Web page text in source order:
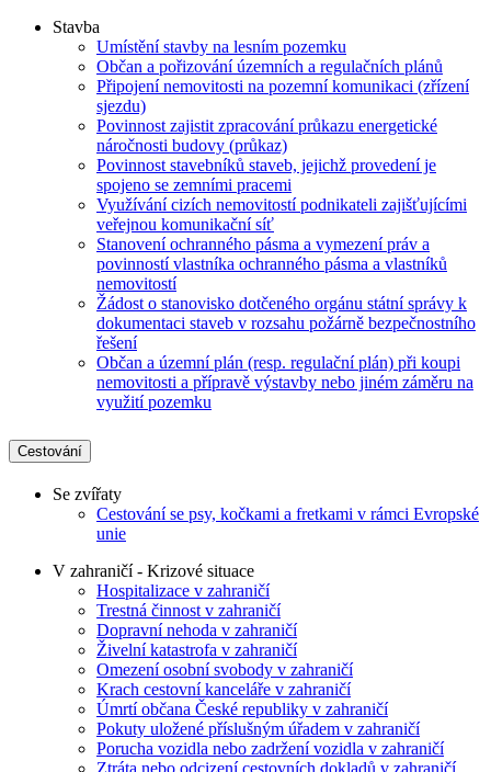
Stavba
Umístění stavby na lesním pozemku
Občan a pořizování územních a regulačních plánů
Připojení nemovitosti na pozemní komunikaci (zřízení
sjezdu)
Povinnost zajistit zpracování průkazu energetické
náročnosti budovy (průkaz)
Povinnost stavebníků staveb, jejichž provedení je
spojeno se zemními pracemi
Využívání cizích nemovitostí podnikateli zajišťujícími
veřejnou komunikační síť
Stanovení ochranného pásma a vymezení práv a
povinností vlastníka ochranného pásma a vlastníků
nemovitostí
Žádost o stanovisko dotčeného orgánu státní správy k
dokumentaci staveb v rozsahu požárně bezpečnostního
řešení
Občan a územní plán (resp. regulační plán) při koupi
nemovitosti a přípravě výstavby nebo jiném záměru na
využití pozemku
Cestování
Se zvířaty
Cestování se psy, kočkami a fretkami v rámci Evropské
unie
V zahraničí - Krizové situace
Hospitalizace v zahraničí
Trestná činnost v zahraničí
Dopravní nehoda v zahraničí
Živelní katastrofa v zahraničí
Omezení osobní svobody v zahraničí
Krach cestovní kanceláře v zahraničí
Úmrtí občana České republiky v zahraničí
Pokuty uložené příslušným úřadem v zahraničí
Porucha vozidla nebo zadržení vozidla v zahraničí